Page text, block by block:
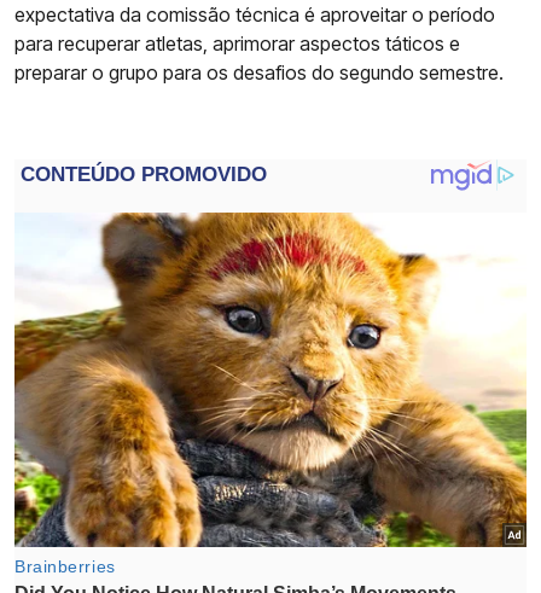
expectativa da comissão técnica é aproveitar o período
para recuperar atletas, aprimorar aspectos táticos e
preparar o grupo para os desafios do segundo semestre.